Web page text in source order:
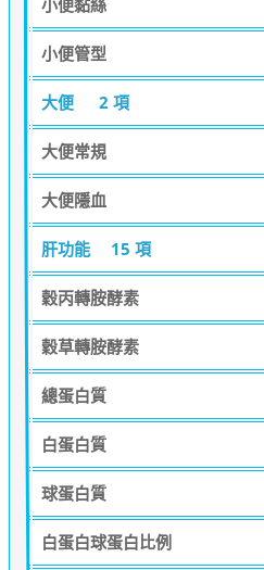
小便管型
大便 2 項
大便常規
大便隱血
肝功能 15 項
穀丙轉胺酵素
穀草轉胺酵素
總蛋白質
白蛋白質
球蛋白質
白蛋白球蛋白比例